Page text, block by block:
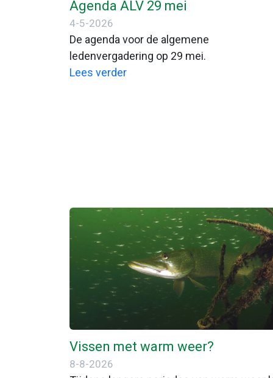
Agenda ALV 29 mei
4-5-2026
De agenda voor de algemene
ledenvergadering op 29 mei.
Lees verder
Vissen met warm weer?
8-8-2026